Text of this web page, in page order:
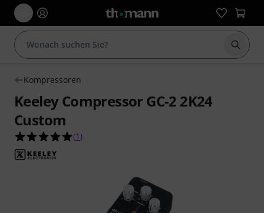
Suche
Kompressoren
Keeley Compressor GC-2 2K24
Custom
5.0 von 5 Sternen aus 1 Kundenbewertungen
(1 )